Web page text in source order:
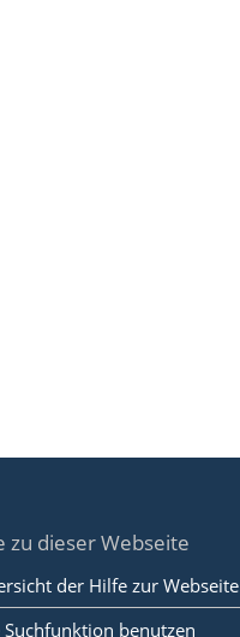
zu dieser Webseite
der Hilfe zur Webseite
Suchfunktion benutzen